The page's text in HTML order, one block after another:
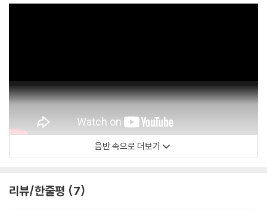
음반 속으로 더보기
리뷰/한줄평 7